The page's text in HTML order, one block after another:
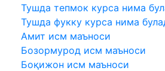
Тушда тепмок курса нима
Тушда фукку курса нима
Амит исм маъноси
Бозормурод исм маъноси
Боқижон исм маъноси